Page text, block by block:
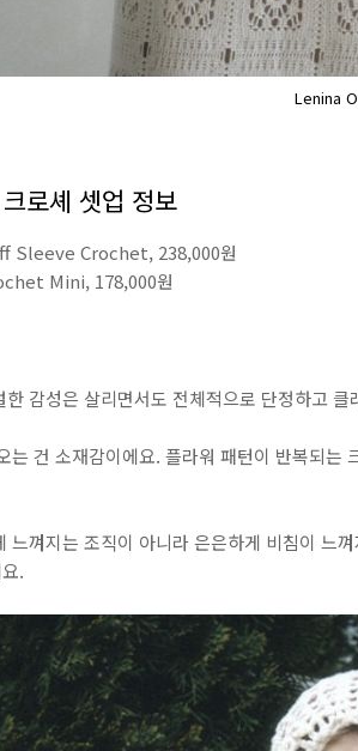
Lenina
로셰 셋업 정보
Sleeve Crochet, 238,000원
Mini, 178,000원
감성은 살리면서도 전체적으로 단정하고
는 건 소재감이에요. 플라워 패턴이 반복되
느껴지는 조직이 아니라 은은하게 비침이 느
.